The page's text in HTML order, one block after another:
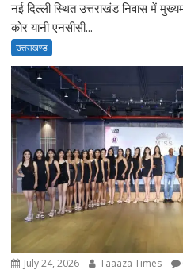
नई दिल्ली स्थित उत्तराखंड निवास में
कोर यानी एनसीसी...
उत्तराखण्ड
July 24, 2026 Taaaza Times